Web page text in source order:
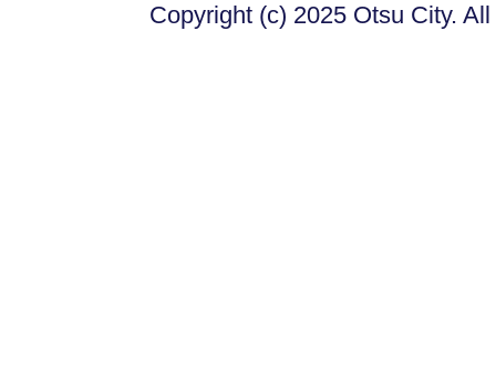
Copyright (c) 2025 Otsu City.